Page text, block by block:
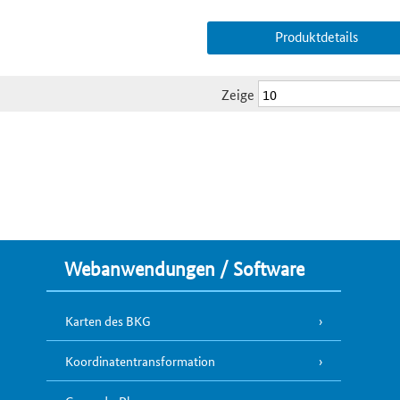
Produktdetails
Zeige
Webanwendungen / Software
Karten des BKG
Koordinatentransformation